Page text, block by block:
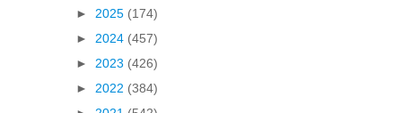
► 2025 (174)
► 2024 (457)
► 2023 (426)
► 2022 (384)